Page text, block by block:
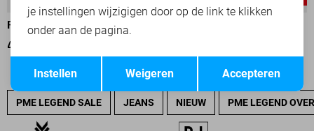
PME LEGEND POLO
49,00
PME LEGEND SALE JEANS NIEUW PME LEGEND
Opslaan
je instellingen wijzigigen door op de link te klikken
onder aan de pagina.
Accepteren
Weigeren
Instellen